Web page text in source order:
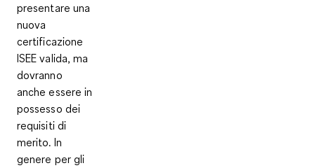
presentare una
nuova
certificazione
ISEE valida, ma
dovranno
anche essere in
possesso dei
requisiti di
merito. In
genere per gli